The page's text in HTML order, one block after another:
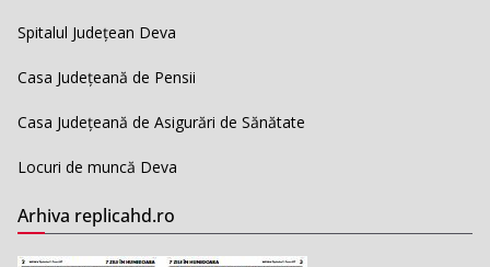
Spitalul Județean Deva
Casa Județeană de Pensii
Casa Județeană de Asigurări de Sănătate
Locuri de muncă Deva
Arhiva replicahd.ro